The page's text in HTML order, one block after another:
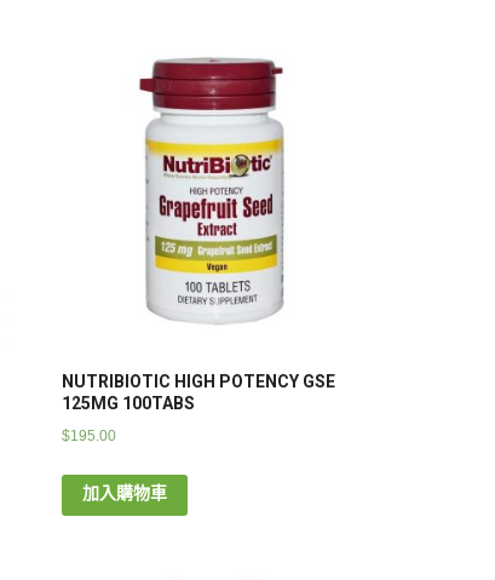
NUTRIBIOTIC HIGH POTENCY GSE
125MG 100TABS
$195.00
加入購物車